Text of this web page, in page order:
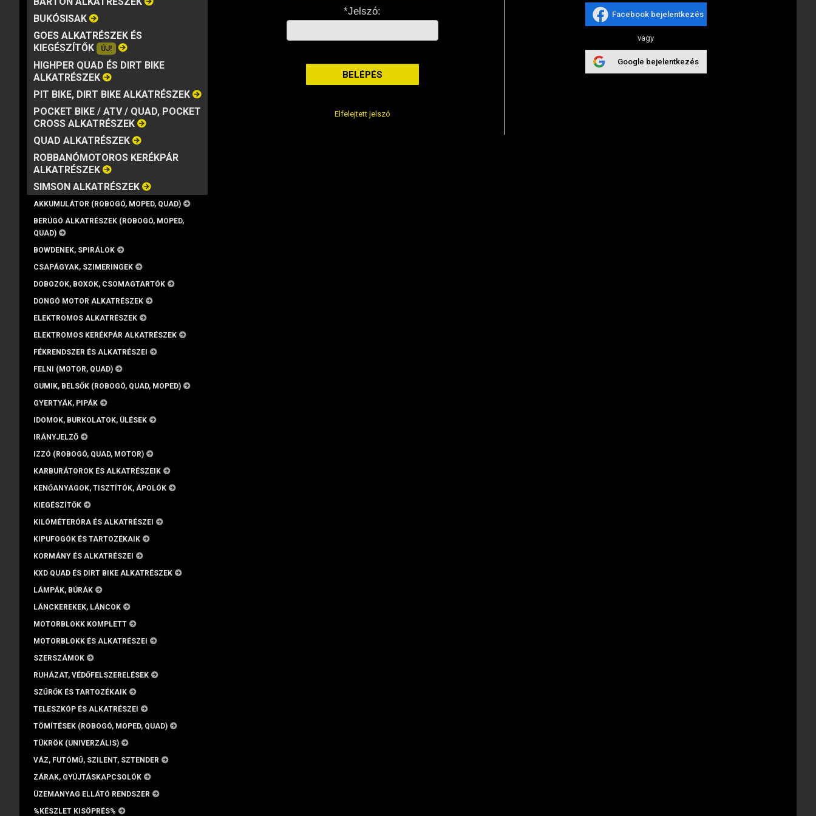
MÁRKA VISZKOZITÁS
BUKÓSISAK
GOES ALKATRÉSZEK ÉS
KIEGÉSZÍTŐK
ÚJ!
HIGHPER QUAD ÉS DIRT BIKE
ALKATRÉSZEK
PIT BIKE, DIRT BIKE ALKATRÉSZEK
POCKET BIKE / ATV / QUAD, POCKET
CROSS ALKATRÉSZEK
QUAD ALKATRÉSZEK
ROBBANÓMOTOROS KERÉKPÁR
ALKATRÉSZEK
SIMSON ALKATRÉSZEK
AKKUMULÁTOR (ROBOGÓ, MOPED, QUAD)
BERÚGÓ ALKATRÉSZEK (ROBOGÓ, MOPED,
QUAD)
BOWDENEK, SPIRÁLOK
CSAPÁGYAK, SZIMERINGEK
DOBOZOK, BOXOK, CSOMAGTARTÓK
DONGÓ MOTOR ALKATRÉSZEK
ELEKTROMOS ALKATRÉSZEK
ELEKTROMOS KERÉKPÁR ALKATRÉSZEK
FÉKRENDSZER ÉS ALKATRÉSZEI
FELNI (MOTOR, QUAD)
GUMIK, BELSŐK (ROBOGÓ, QUAD, MOPED)
GYERTYÁK, PIPÁK
IDOMOK, BURKOLATOK, ÜLÉSEK
IRÁNYJELZŐ
IZZÓ (ROBOGÓ, QUAD, MOTOR)
KARBURÁTOROK ÉS ALKATRÉSZEIK
KENŐANYAGOK, TISZTÍTÓK, ÁPOLÓK
KIEGÉSZÍTŐK
KILÓMÉTERÓRA ÉS ALKATRÉSZEI
KIPUFOGÓK ÉS TARTOZÉKAIK
KORMÁNY ÉS ALKATRÉSZEI
KXD QUAD ÉS DIRT BIKE ALKATRÉSZEK
LÁMPÁK, BÚRÁK
LÁNCKEREKEK, LÁNCOK
MOTORBLOKK KOMPLETT
MOTORBLOKK ÉS ALKATRÉSZEI
SZERSZÁMOK
RUHÁZAT, VÉDŐFELSZERELÉSEK
SZŰRŐK ÉS TARTOZÉKAIK
TELESZKÓP ÉS ALKATRÉSZEI
TÖMÍTÉSEK (ROBOGÓ, MOPED, QUAD)
TÜKRÖK (UNIVERZÁLIS)
VÁZ, FUTÓMŰ, SZILENT, SZTENDER
ZÁRAK, GYÚJTÁSKAPCSOLÓK
ÜZEMANYAG ELLÁTÓ RENDSZER
%KÉSZLET KISÖPRÉS%
*Jelszó:
Elfelejtett jelszó
Facebook bejelentkezés
vagy
Google bejelentkezés